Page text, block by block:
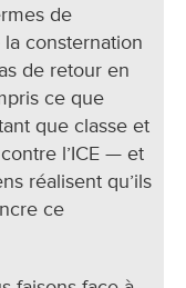
de
consternation
de retour en
ce que
que classe et
l’ICE — et
réalisent qu’ils
ce